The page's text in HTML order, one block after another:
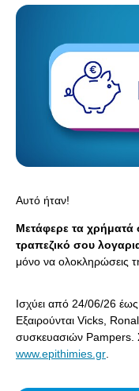
Αυτό ήταν!
Μετάφερε τα χρήματά
τραπεζικό σου
μόνο να ολοκληρώσεις
Ισχύει από 24/06/26
Εξαιρούνται Vicks,
συσκευασιών Pampers.
www.epithimies.gr